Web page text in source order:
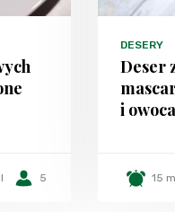
5
DESERY
Deser
i
15